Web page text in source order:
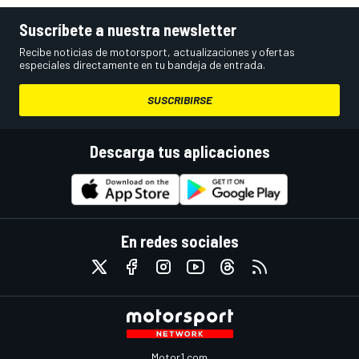
Suscríbete a nuestra newsletter
Recibe noticias de motorsport, actualizaciones y ofertas
especiales directamente en tu bandeja de entrada.
SUSCRIBIRSE
Descarga tus aplicaciones
En redes sociales